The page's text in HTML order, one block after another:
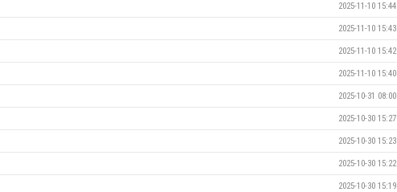
2025-11-10 15:44
2025-11-10 15:43
2025-11-10 15:42
2025-11-10 15:40
2025-10-31 08:00
2025-10-30 15:27
2025-10-30 15:23
2025-10-30 15:22
2025-10-30 15:19